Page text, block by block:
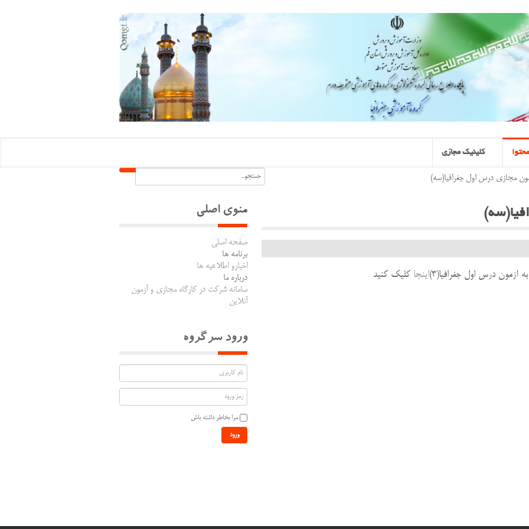
کلینیک مجازی
مجازی درس اول جغرافیا(سه)
آزمون درس اول جغرافیا(3) اینجا کلیک کنید
منوی اصلی
صفحه اصلی
برنامه ها
اخبارو اطلاعیه ها
درباره ما
سامانه شرکت در کارگاه مجازی و آزمون
آنلاین
ورود سرگروه
مرا بخاطر داشته باش
ورود